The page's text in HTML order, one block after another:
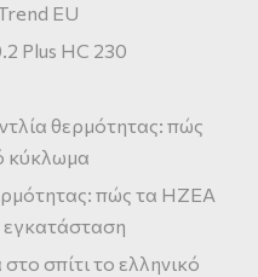
EU
Plus HC 230
θερμότητας: πώς
κύκλωμα
πώς τα HZEA
εγκατάσταση
σπίτι το ελληνικό